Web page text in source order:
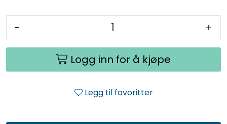
- +
Logg inn for å kjøpe
Legg til favoritter